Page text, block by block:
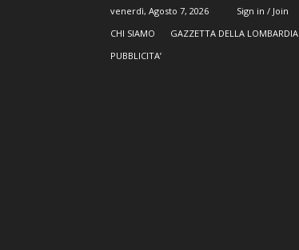
venerdì, Agosto 7, 2026
Sign in / Join
CHI SIAMO
GAZZETTA DELLA LOMBARDIA
PUBBLICITA’